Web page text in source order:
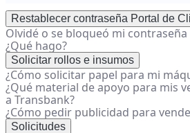
Restablecer contraseña Portal de
Olvidé o se bloqueó mi
¿Qué hago?
Solicitar rollos e insumos
¿Cómo solicitar papel para mi
¿Qué material de apoyo para mis
a Transbank?
¿Cómo pedir publicidad para
Solicitudes